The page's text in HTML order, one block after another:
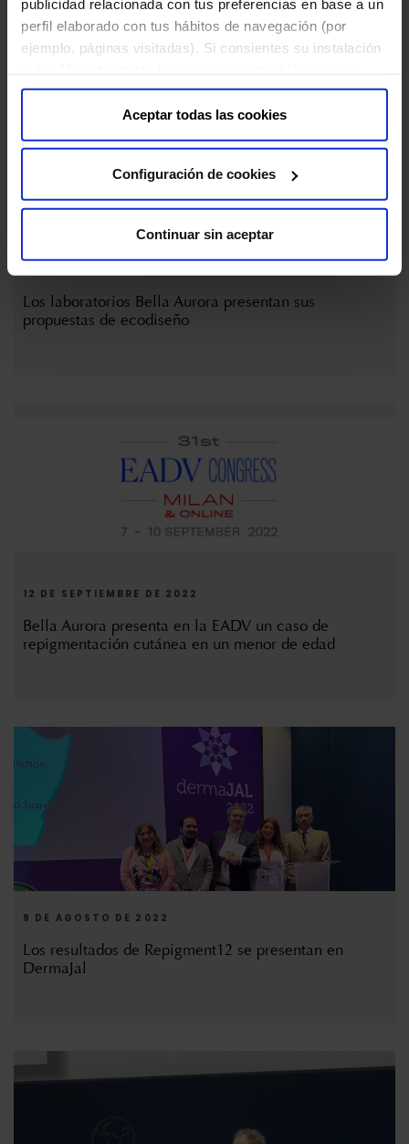
publicidad relacionada con tus preferencias en base a un
perfil elaborado con tus hábitos de navegación (por
ejemplo, páginas visitadas). Si consientes su instalación
configurar tus preferencias pulsando "Configuración de
cookies". Más información en nuestra "Política de
Cookies"
Aceptar todas las cookies
Configuración de cookies
Continuar sin aceptar
Los laboratorios Bella Aurora presentan sus
propuestas de ecodiseño
12 DE SEPTIEMBRE DE 2022
Bella Aurora presenta en la EADV un caso de
repigmentación cutánea en un menor de edad
9 DE AGOSTO DE 2022
Los resultados de Repigment12 se presentan en
DermaJal